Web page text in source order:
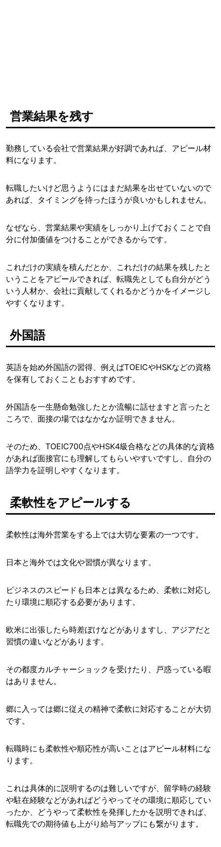
営業結果を残す
勤務している会社で営業結果が好調であれば、アピール材
料になります。
転職したいけど思うようにはまだ結果を出せていないので
あれば、タイミングを待ったほうが良いかもしれません。
なぜなら、営業結果や実績をしっかり上げておくことで自
分に付加価値をつけることができるからです。
これだけの実績を積んだとか、これだけの結果を残したと
いうことをアピールできれば、転職先としても自分がどう
いう人材か、会社に貢献してくれるかどうかをイメージし
やすくなります。
外国語
英語を始め外国語の習得、例えばTOEICやHSKなどの資格
を保有しておくこともおすすめです。
外国語を一生懸命勉強したとか流暢に話せますと言ったと
ころで、面接の場ではなかなか証明できません。
そのため、TOEIC700点やHSK4級合格などの具体的な資格
があれば面接官にも理解してもらいやすいですし、自分の
語学力を証明しやすくなります。
柔軟性をアピールする
柔軟性は海外営業をする上では大切な要素の一つです。
日本と海外では文化や習慣が異なります。
ビジネスのスピードも日本とは異なるため、柔軟に対応し
たり環境に順応する必要があります。
欧米に出張したら時差ぼけなどがありますし、アジアだと
習慣の違いなどがあります。
その都度カルチャーショックを受けたり、戸惑っている暇
はありません。
郷に入っては郷に従えの精神で柔軟に対応することが大切
です。
転職時にも柔軟性や順応性が高いことはアピール材料にな
ります。
これは具体的に説明するのは難しいですが、留学時の経験
や駐在経験などがあればどうやってその環境に順応してい
ったか、どうやって柔軟性を発揮したかを説明できれば、
転職先での期待値も上がり給与アップにも繋がります。